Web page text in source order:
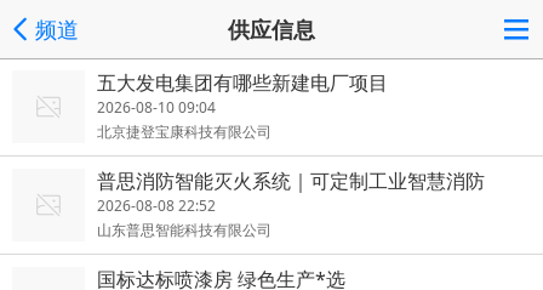
频道 供应信息
五大发电集团有哪些新建电厂项目
2026-08-10 09:04
北京捷登宝康科技有限公司
普思消防智能灭火系统｜可定制工业智慧消防
2026-08-08 22:52
山东普思智能科技有限公司
国标达标喷漆房 绿色生产*选